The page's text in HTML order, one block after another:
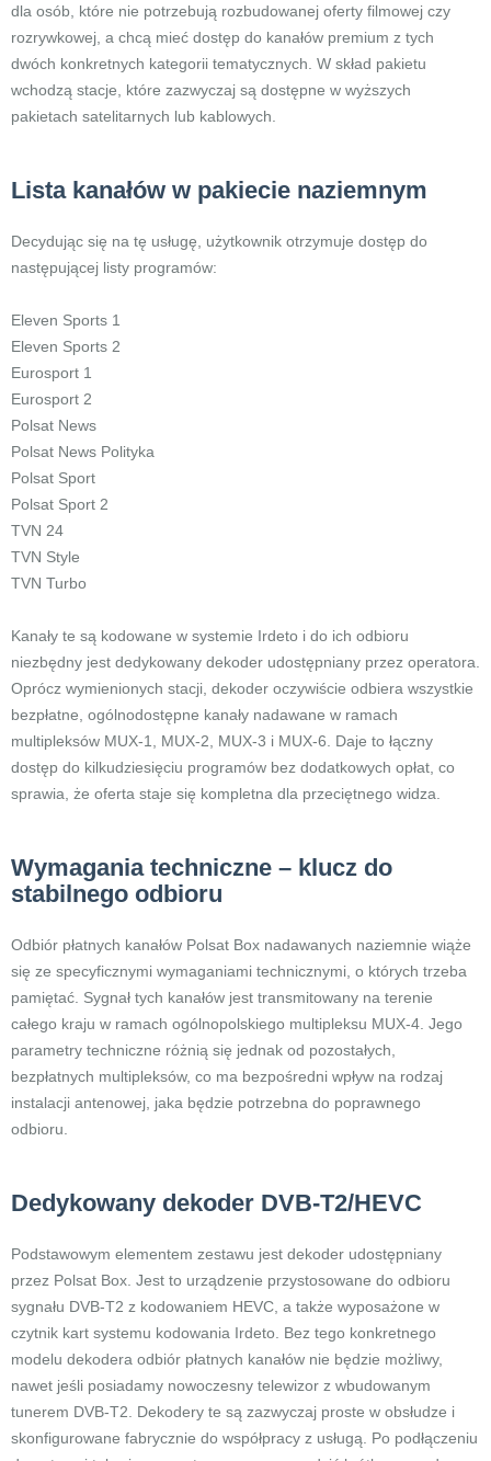
dla osób, które nie potrzebują rozbudowanej oferty filmowej czy
rozrywkowej, a chcą mieć dostęp do kanałów premium z tych
dwóch konkretnych kategorii tematycznych. W skład pakietu
wchodzą stacje, które zazwyczaj są dostępne w wyższych
pakietach satelitarnych lub kablowych.
Lista kanałów w pakiecie naziemnym
Decydując się na tę usługę, użytkownik otrzymuje dostęp do
następującej listy programów:
Eleven Sports 1
Eleven Sports 2
Eurosport 1
Eurosport 2
Polsat News
Polsat News Polityka
Polsat Sport
Polsat Sport 2
TVN 24
TVN Style
TVN Turbo
Kanały te są kodowane w systemie Irdeto i do ich odbioru
niezbędny jest dedykowany dekoder udostępniany przez operatora.
Oprócz wymienionych stacji, dekoder oczywiście odbiera wszystkie
bezpłatne, ogólnodostępne kanały nadawane w ramach
multipleksów MUX-1, MUX-2, MUX-3 i MUX-6. Daje to łączny
dostęp do kilkudziesięciu programów bez dodatkowych opłat, co
sprawia, że oferta staje się kompletna dla przeciętnego widza.
Wymagania techniczne – klucz do
stabilnego odbioru
Odbiór płatnych kanałów Polsat Box nadawanych naziemnie wiąże
się ze specyficznymi wymaganiami technicznymi, o których trzeba
pamiętać. Sygnał tych kanałów jest transmitowany na terenie
całego kraju w ramach ogólnopolskiego multipleksu MUX-4. Jego
parametry techniczne różnią się jednak od pozostałych,
bezpłatnych multipleksów, co ma bezpośredni wpływ na rodzaj
instalacji antenowej, jaka będzie potrzebna do poprawnego
odbioru.
Dedykowany dekoder DVB-T2/HEVC
Podstawowym elementem zestawu jest dekoder udostępniany
przez Polsat Box. Jest to urządzenie przystosowane do odbioru
sygnału DVB-T2 z kodowaniem HEVC, a także wyposażone w
czytnik kart systemu kodowania Irdeto. Bez tego konkretnego
modelu dekodera odbiór płatnych kanałów nie będzie możliwy,
nawet jeśli posiadamy nowoczesny telewizor z wbudowanym
tunerem DVB-T2. Dekodery te są zazwyczaj proste w obsłudze i
skonfigurowane fabrycznie do współpracy z usługą. Po podłączeniu